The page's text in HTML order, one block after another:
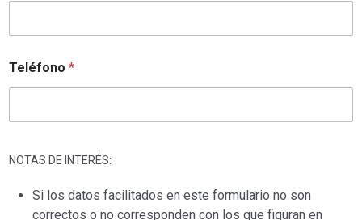
Teléfono *
NOTAS DE INTERÉS:
Si los datos facilitados en este formulario no son
correctos o no corresponden con los que figuran en